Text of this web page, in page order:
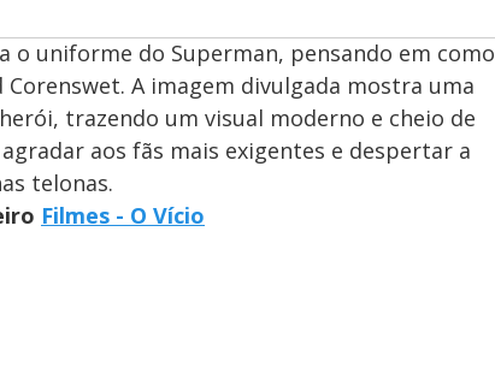
uniforme do Superman, pensando em como
A imagem divulgada mostra uma
trazendo um visual moderno e cheio de
aos fãs mais exigentes e despertar a
telonas.
Filmes - O Vício